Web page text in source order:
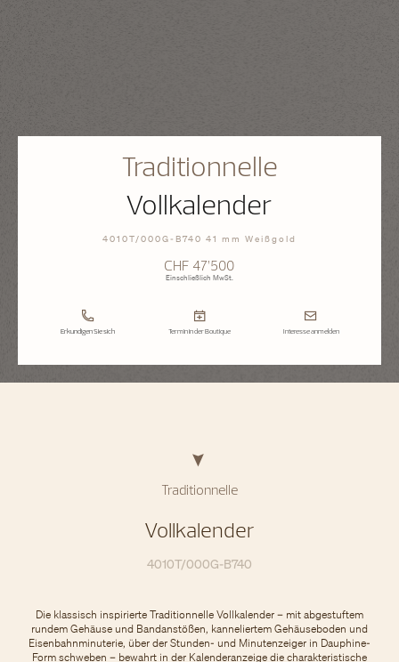
Traditionnelle
Vollkalender
4010T/000G-B740 41 mm Weißgold
CHF 47’500
Einschließlich MwSt.
Erkundigen Sie sich Termin in der Boutique Interesse anmelden
Traditionnelle
Vollkalender
4010T/000G-B740
Die klassisch inspirierte Traditionnelle Vollkalender – mit abgestuftem
rundem Gehäuse und Bandanstößen, kanneliertem Gehäuseboden und
Eisenbahnminuterie, über der Stunden- und Minutenzeiger in Dauphine-
Form schweben – bewahrt in der Kalenderanzeige die charakteristische